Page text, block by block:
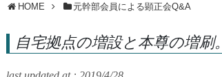
HOME 元幹部会員による顕正会Q&A
自宅拠点の増設と本尊の増刷